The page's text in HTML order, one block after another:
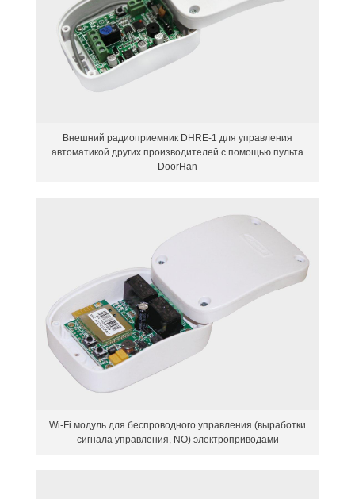
Внешний радиоприемник DHRE-1 для управления
автоматикой других производителей с помощью пульта
DoorHan
Wi-Fi модуль для беспроводного управления (выработки
сигнала управления, NO) электроприводами